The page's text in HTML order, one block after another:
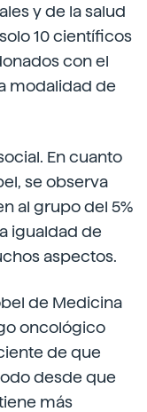
y de la salud
10 científicos
con el
modalidad de
En cuanto
se observa
al grupo del 5%
igualdad de
aspectos.
de Medicina
oncológico
de que
desde que
más